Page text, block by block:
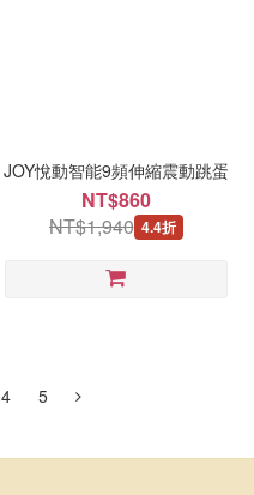
JOY悅動智能9頻伸縮震動跳蛋
NT$860
NT$1,940 4.4折
4 5